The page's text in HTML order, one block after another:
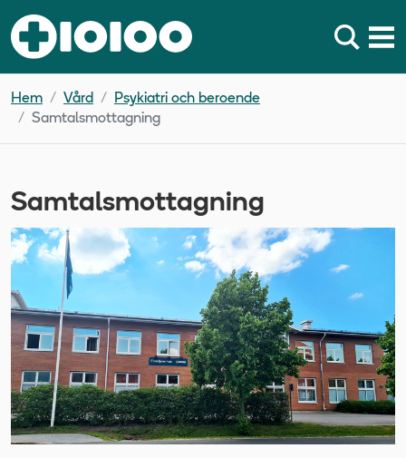
Hem Vård
Psykiatri och beroende
Samtalsmottagning
Samtalsmottagning